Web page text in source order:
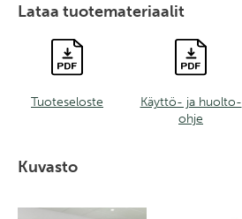
Lataa tuotemateriaalit
Tuoteseloste
Käyttö- ja huolto-
ohje
Kuvasto